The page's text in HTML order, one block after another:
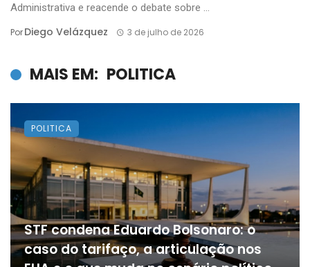
Administrativa e reacende o debate sobre ...
PorDiego Velázquez 3 de julho de 2026
MAIS EM: POLITICA
STF condena Eduardo Bolsonaro: o
caso do tarifaço, a articulação nos
POLITICA